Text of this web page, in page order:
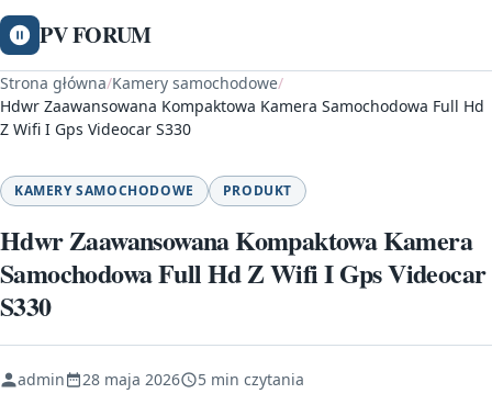
PV FORUM
Strona główna/Kamery samochodowe/
Hdwr Zaawansowana Kompaktowa Kamera Samochodowa Full Hd
Z Wifi I Gps Videocar S330
KAMERY SAMOCHODOWE PRODUKT
Hdwr Zaawansowana Kompaktowa Kamera
Samochodowa Full Hd Z Wifi I Gps Videocar
S330
admin 28 maja 2026 5 min czytania